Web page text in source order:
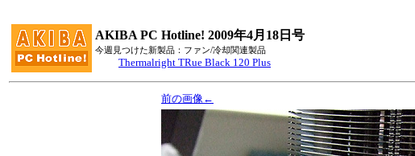
AKIBA PC Hotline! 2009年4月18日号
今週見つけた新製品：ファン/冷却関連製品
Thermalright TRue Black 120 Plus
前の画像←